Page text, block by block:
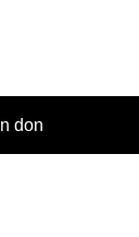
don